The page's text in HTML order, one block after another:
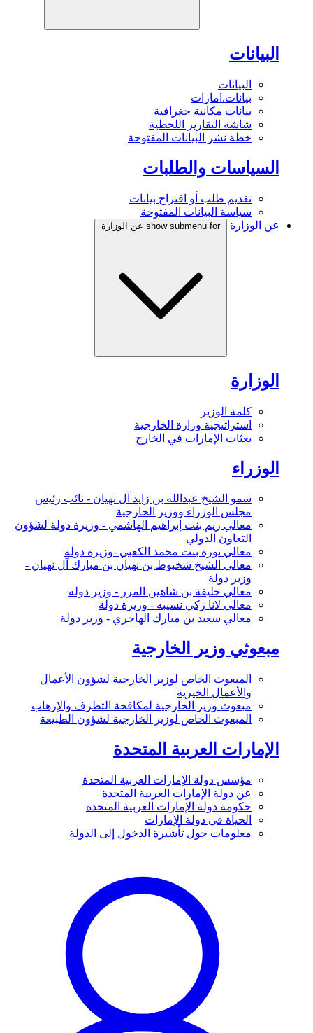
البيانات
البيانات
بيانات.امارات
بيانات مكانية جغرافية
شاشة التقارير اللحظية
خطة نشر البيانات المفتوحة
السياسات والطلبات
تقديم طلب أو اقتراح بيانات
سياسة البيانات المفتوحة
عن الوزارة
show submenu for عن الوزارة
الوزارة
كلمة الوزير
استراتيجية وزارة الخارجية
بعثات الإمارات في الخارج
الوزراء
سمو الشيخ عبدالله بن زايد آل نهيان - نائب رئيس
مجلس الوزراء ووزير الخارجية
معالي ريم بنت إبراهيم الهاشمي - وزيرة دولة لشؤون
التعاون الدولي
معالي نورة بنت محمد الكعبي -وزيرة دولة
معالي الشيخ شخبوط بن نهيان بن مبارك آل نهيان -
وزير دولة
معالي خليفة بن شاهين المرر - وزير دولة
معالي لانا زكي نسيبه - وزيرة دولة
معالي سعيد بن مبارك الهاجري - وزير دولة
مبعوثي وزير الخارجية
المبعوث الخاص لوزير الخارجية لشؤون الأعمال
والأعمال الخيرية
مبعوث وزير الخارجية لمكافحة التطرف والإرهاب
المبعوث الخاص لوزير الخارجية لشؤون الطبيعة
الإمارات العربية المتحدة
مؤسس دولة الإمارات العربية المتحدة
عن دولة الإمارات العربية المتحدة
حكومة دولة الإمارات العربية المتحدة
الحياة في دولة الإمارات
معلومات حول تأشيرة الدخول إلى الدولة